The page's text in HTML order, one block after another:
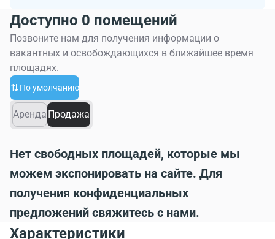
Доступно 0 помещений
Позвоните нам для получения информации о
вакантных и освобождающихся в ближайшее время
площадях.
По умолчанию
Аренда Продажа
Нет свободных площадей, которые мы
можем экспонировать на сайте. Для
получения конфиденциальных
предложений свяжитесь с нами.
Характеристики